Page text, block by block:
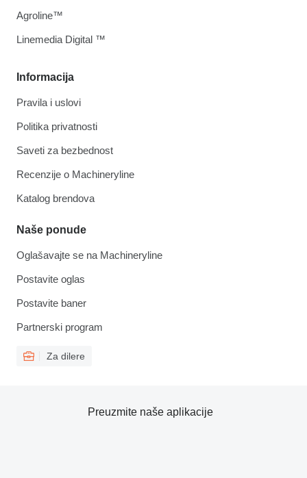
Informacija
Pravila i uslovi
Politika privatnosti
Saveti za bezbednost
Recenzije o Machineryline
Katalog brendova
Naše ponude
Oglašavajte se na Machineryline
Postavite oglas
Postavite baner
Partnerski program
Za dilere
Agroline™
Linemedia Digital ™
Preuzmite naše aplikacije